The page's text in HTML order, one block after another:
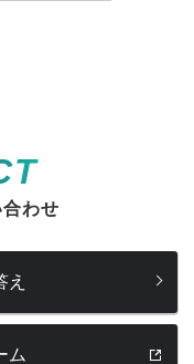
わせ
え
ム